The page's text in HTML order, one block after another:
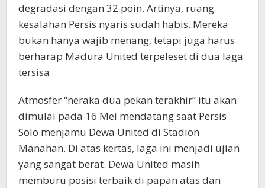
degradasi dengan 32 poin. Artinya, ruang
kesalahan Persis nyaris sudah habis. Mereka
bukan hanya wajib menang, tetapi juga harus
berharap Madura United terpeleset di dua laga
tersisa.
Atmosfer “neraka dua pekan terakhir” itu akan
dimulai pada 16 Mei mendatang saat Persis
Solo menjamu Dewa United di Stadion
Manahan. Di atas kertas, laga ini menjadi ujian
yang sangat berat. Dewa United masih
memburu posisi terbaik di papan atas dan